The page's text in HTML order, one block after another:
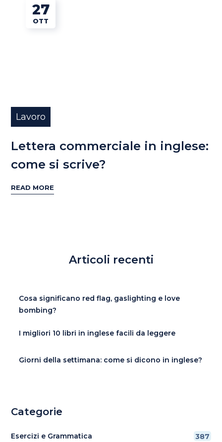
27
OTT
Lavoro
Lettera commerciale in inglese:
come si scrive?
READ MORE
Articoli recenti
Cosa significano red flag, gaslighting e love
bombing?
I migliori 10 libri in inglese facili da leggere
Giorni della settimana: come si dicono in inglese?
Categorie
Esercizi e Grammatica 387